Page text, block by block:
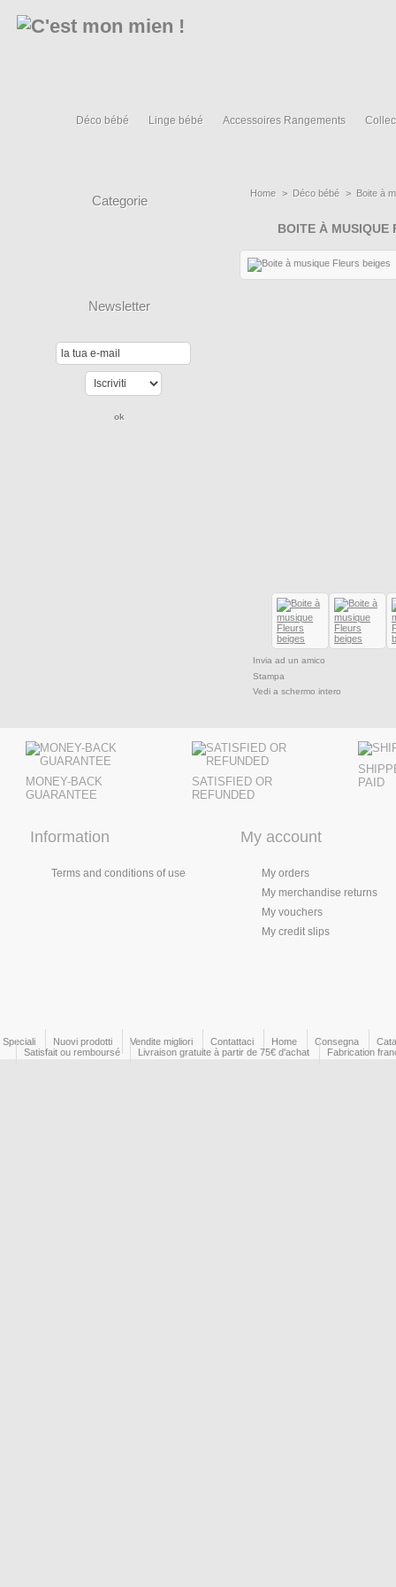
Déco bébé Linge bébé Accessoires Rangements
Categorie
Newsletter
Home > Déco bébé > Boite à
BOITE À MUSIQUE
Invia ad un amico
Stampa
Vedi a schermo intero
MONEY-BACK
GUARANTEE
SATISFIED OR
REFUNDED
PAID
Information
Terms and conditions of use
My account
My orders
My merchandise returns
My vouchers
My credit slips
Speciali Nuovi prodotti Vendite migliori Contattaci Home Consegna
Satisfait ou remboursé
Livraison gratuite à partir de 75€ d'achat Fabrication